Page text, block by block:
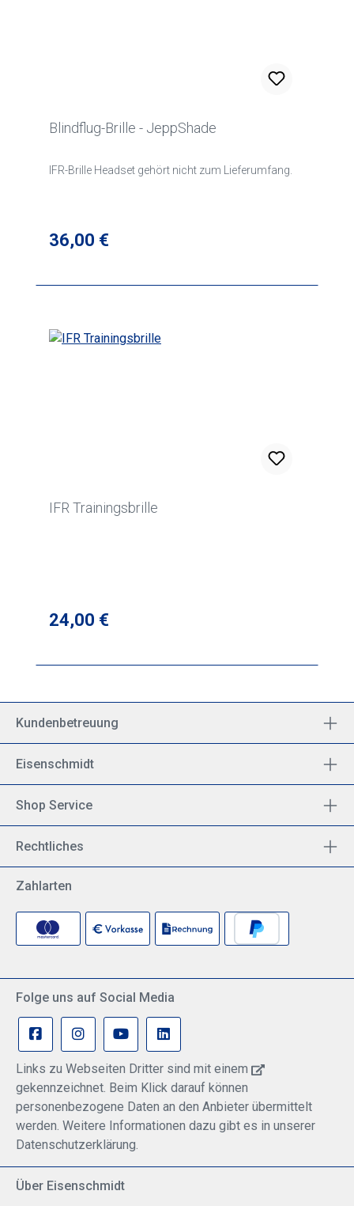
Blindflug-Brille - JeppShade
IFR-Brille Headset gehört nicht zum Lieferumfang.
Regulärer Preis:
36,00 €
IFR Trainingsbrille
Regulärer Preis:
24,00 €
Kundenbetreuung
Eisenschmidt
Shop Service
Rechtliches
Zahlarten
Folge uns auf Social Media
Links zu Webseiten Dritter sind mit einem
gekennzeichnet. Beim Klick darauf können
personenbezogene Daten an den Anbieter übermittelt
werden. Weitere Informationen dazu gibt es in unserer
Datenschutzerklärung.
Über Eisenschmidt